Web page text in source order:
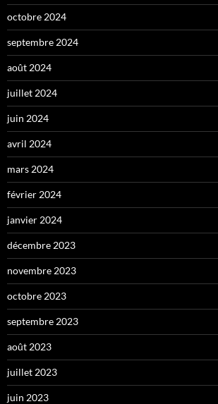
octobre 2024
septembre 2024
août 2024
juillet 2024
juin 2024
avril 2024
mars 2024
février 2024
janvier 2024
décembre 2023
novembre 2023
octobre 2023
septembre 2023
août 2023
juillet 2023
juin 2023